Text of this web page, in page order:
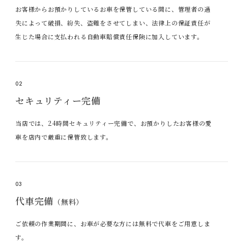
お客様からお預かりしているお車を保管している間に、管理者の過
失によって破損、紛失、盗難をさせてしまい、法律上の保証責任が
生じた場合に支払われる自動車賠償責任保険に加入しています。
02
セキュリティー完備
当店では、24時間セキュリティー完備で、お預かりしたお客様の愛
車を店内で厳重に保管致します。
03
代車完備 （無料）
ご依頼の作業期間に、お車が必要な方には無料で代車をご用意しま
す。